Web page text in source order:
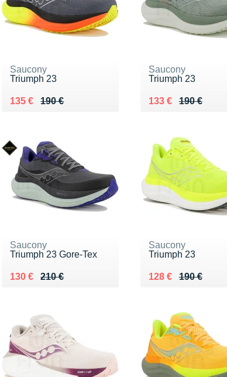
Saucony
Triumph 23
190 €
Au lieu de 190 €
135 €
Vendu 135 €
Saucony
Triumph 23
190 €
Au lieu de 190 €
133 €
Vendu 133 €
Saucony
Triumph 23 Gore-Tex
210 €
Au lieu de 210 €
130 €
Vendu 130 €
Saucony
Triumph 23
190 €
Au lieu de 190 €
128 €
Vendu 128 €